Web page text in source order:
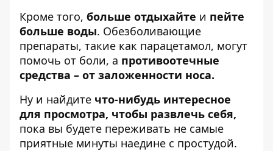
Кроме того, больше отдыхайте и пейте
больше воды. Обезболивающие
препараты, такие как парацетамол, могут
помочь от боли, а противоотечные
средства – от заложенности носа.
Ну и найдите что-нибудь интересное
для просмотра, чтобы развлечь себя,
пока вы будете переживать не самые
приятные минуты наедине с простудой.